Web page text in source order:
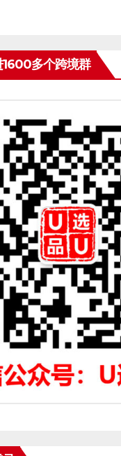
1600多个跨境群